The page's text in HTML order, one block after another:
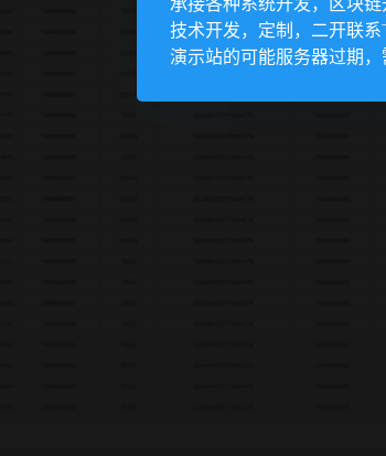
承接各种系统开发，区块
技术开发，定制，二开联
演示站的可能服务器过期